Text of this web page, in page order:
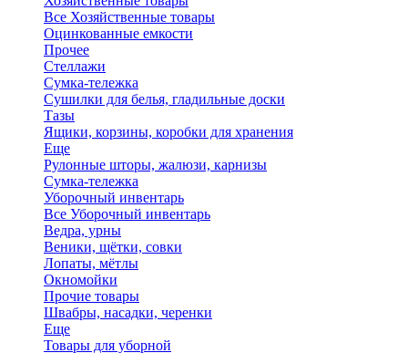
Все Хозяйственные товары
Оцинкованные емкости
Прочее
Стеллажи
Сумка-тележка
Сушилки для белья, гладильные доски
Тазы
Ящики, корзины, коробки для хранения
Еще
Рулонные шторы, жалюзи, карнизы
Сумка-тележка
Уборочный инвентарь
Все Уборочный инвентарь
Ведра, урны
Веники, щётки, совки
Лопаты, мётлы
Окномойки
Прочие товары
Швабры, насадки, черенки
Еще
Товары для уборной